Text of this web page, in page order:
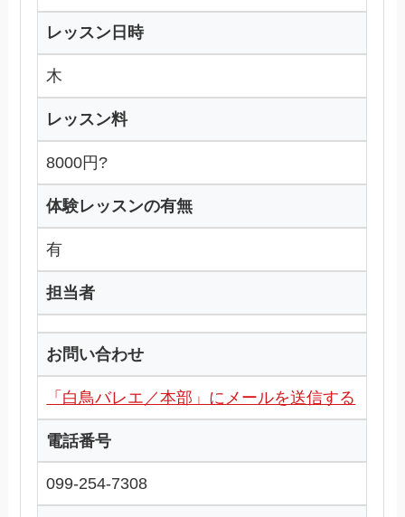
レッスン日時
木
レッスン料
8000円?
体験レッスンの有無
有
担当者
お問い合わせ
「白鳥バレエ／本部」にメールを送信する
電話番号
099-254-7308